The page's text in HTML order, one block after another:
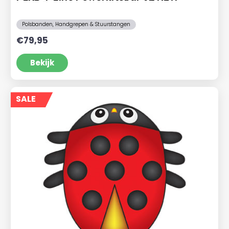
Polsbanden, Handgrepen & Stuurstangen
€79,95
Bekijk
SALE